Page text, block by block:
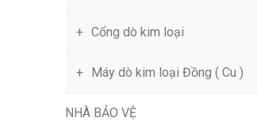
Cổng dò kim loại
Máy dò kim loại Đồng ( Cu )
NHÀ BẢO VỆ